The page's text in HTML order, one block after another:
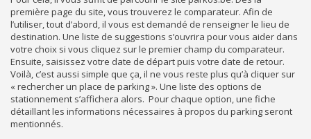
première page du site, vous trouverez le comparateur. Afin de
l’utiliser, tout d’abord, il vous est demandé de renseigner le lieu de
destination. Une liste de suggestions s’ouvrira pour vous aider dans
votre choix si vous cliquez sur le premier champ du comparateur.
Ensuite, saisissez votre date de départ puis votre date de retour.
Voilà, c’est aussi simple que ça, il ne vous reste plus qu’à cliquer sur
« rechercher un place de parking ». Une liste des options de
stationnement s’affichera alors. Pour chaque option, une fiche
détaillant les informations nécessaires à propos du parking seront
mentionnés.